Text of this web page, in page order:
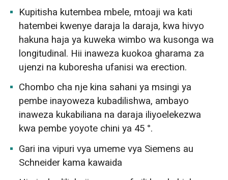
Kupitisha kutembea mbele, mtoaji wa kati
hatembei kwenye daraja la daraja, kwa hivyo
hakuna haja ya kuweka wimbo wa kusonga wa
longitudinal. Hii inaweza kuokoa gharama za
ujenzi na kuboresha ufanisi wa erection.
Chombo cha nje kina sahani ya msingi ya
pembe inayoweza kubadilishwa, ambayo
inaweza kukabiliana na daraja iliyoelekezwa
kwa pembe yoyote chini ya 45 °.
Gari ina vipuri vya umeme vya Siemens au
Schneider kama kawaida